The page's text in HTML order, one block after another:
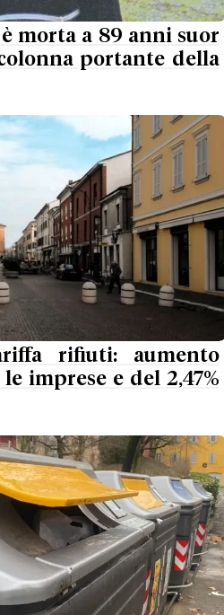
morta a 89 anni suor
portante della
rifiuti: aumento
imprese e del 2,47%